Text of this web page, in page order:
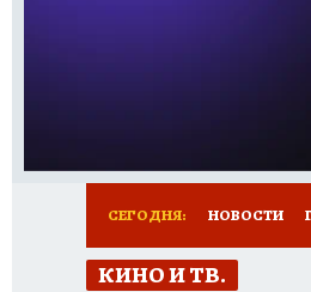
СЕГОДНЯ: НОВОСТИ
ЗАПОВЕДНАЯ
КИНО И ТВ.